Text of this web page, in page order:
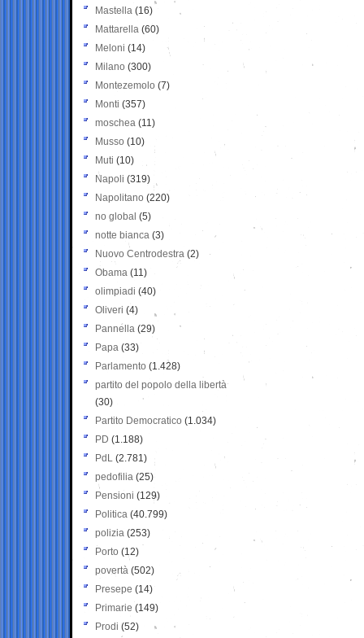
Mastella (16)
Mattarella (60)
Meloni (14)
Milano (300)
Montezemolo (7)
Monti (357)
moschea (11)
Musso (10)
Muti (10)
Napoli (319)
Napolitano (220)
no global (5)
notte bianca (3)
Nuovo Centrodestra (2)
Obama (11)
olimpiadi (40)
Oliveri (4)
Pannella (29)
Papa (33)
Parlamento (1.428)
partito del popolo della libertà
(30)
Partito Democratico (1.034)
PD (1.188)
PdL (2.781)
pedofilia (25)
Pensioni (129)
Politica (40.799)
polizia (253)
Porto (12)
povertà (502)
Presepe (14)
Primarie (149)
Prodi (52)